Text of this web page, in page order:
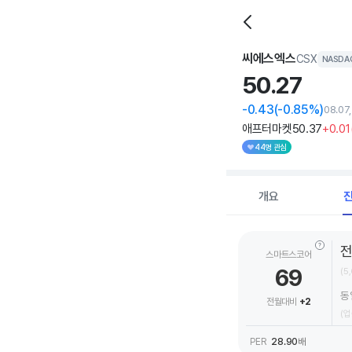
씨에스엑스CSX
50.27
-0.43(-0.85%)08.07,
애프터마켓50.37+0.01
44명 관심
개요
스마트스코어
69
전월대비 +2 동
(
PER 28.90배